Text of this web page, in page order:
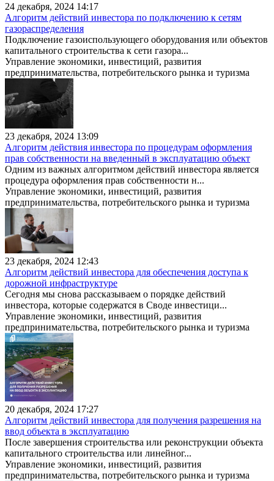
24 декабря, 2024 14:17
Алгоритм действий инвестора по подключению к сетям
газораспределения
Подключение газоиспользующего оборудования или объектов
капитального строительства к сети газора...
Управление экономики, инвестиций, развития
предпринимательства, потребительского рынка и туризма
23 декабря, 2024 13:09
Алгоритм действия инвестора по процедурам оформления
прав собственности на введенный в эксплуатацию объект
Одним из важных алгоритмом действий инвестора является
процедура оформления прав собственности н...
Управление экономики, инвестиций, развития
предпринимательства, потребительского рынка и туризма
23 декабря, 2024 12:43
Алгоритм действий инвестора для обеспечения доступа к
дорожной инфраструктуре
Сегодня мы снова рассказываем о порядке действий
инвестора, которые содержатся в Своде инвестици...
Управление экономики, инвестиций, развития
предпринимательства, потребительского рынка и туризма
20 декабря, 2024 17:27
Алгоритм действий инвестора для получения разрешения на
ввод объекта в эксплуатацию
После завершения строительства или реконструкции объекта
капитального строительства или линейног...
Управление экономики, инвестиций, развития
предпринимательства, потребительского рынка и туризма